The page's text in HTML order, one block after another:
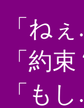
「ね
「約束
「も